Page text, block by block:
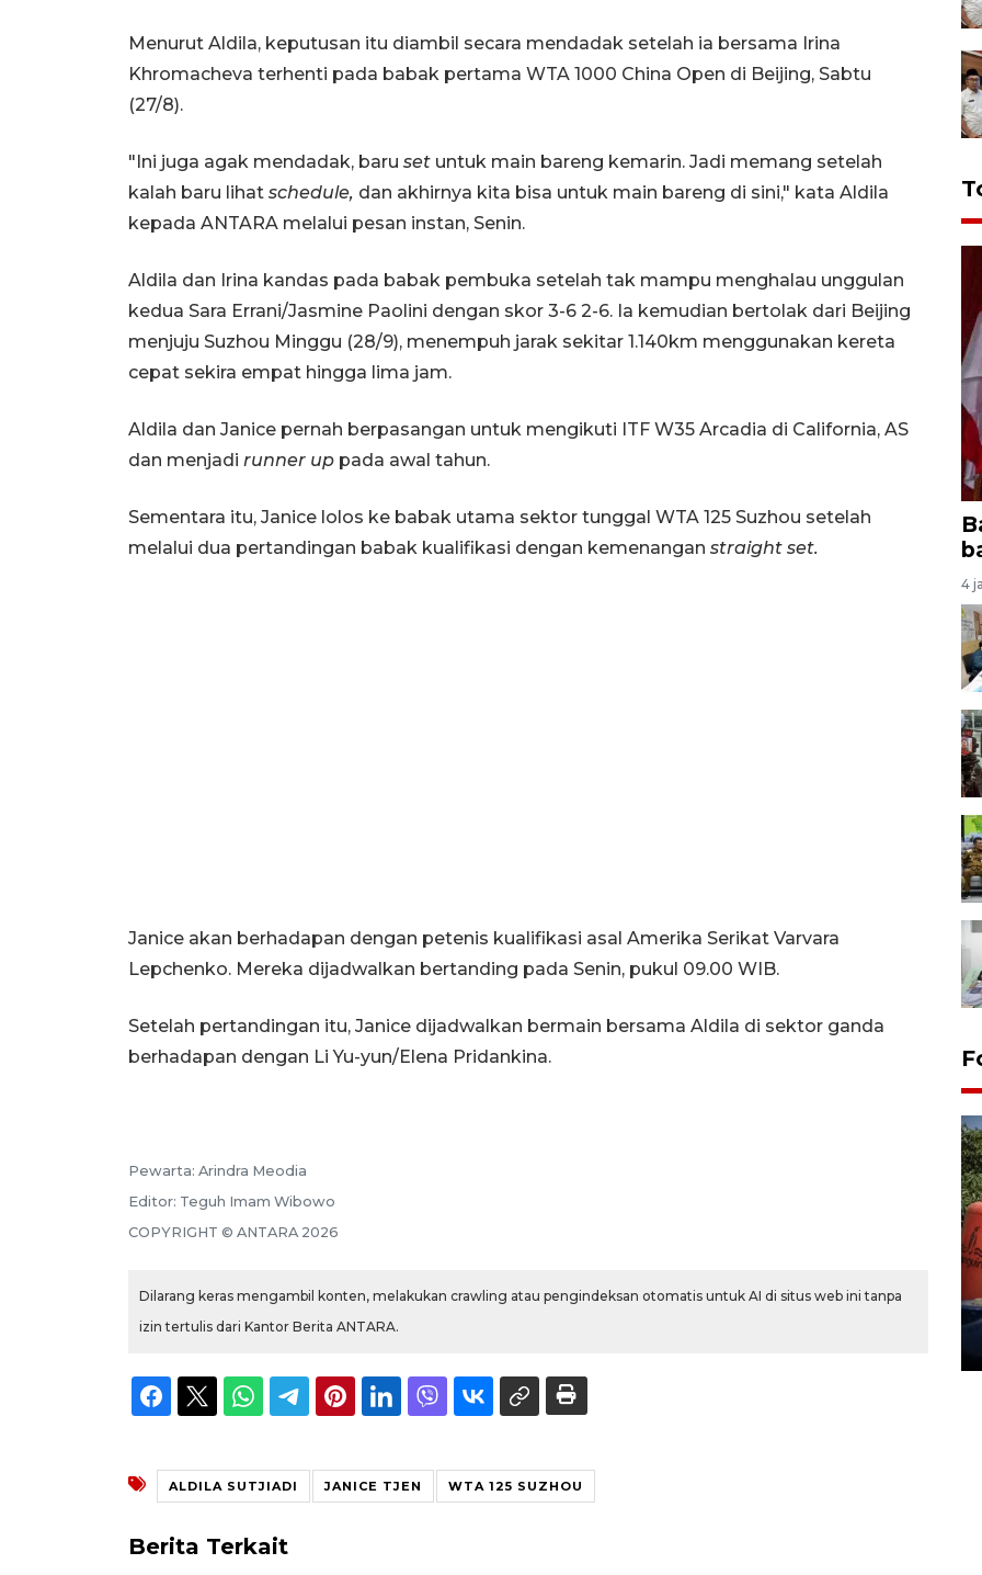
Menurut Aldila, keputusan itu diambil secara mendadak setelah ia bersama Irina
Khromacheva terhenti pada babak pertama WTA 1000 China Open di Beijing, Sabtu
(27/8).
"Ini juga agak mendadak, baru set untuk main bareng kemarin. Jadi memang setelah
kalah baru lihat schedule, dan akhirnya kita bisa untuk main bareng di sini," kata Aldila
kepada ANTARA melalui pesan instan, Senin.
Aldila dan Irina kandas pada babak pembuka setelah tak mampu menghalau unggulan
kedua Sara Errani/Jasmine Paolini dengan skor 3-6 2-6. Ia kemudian bertolak dari Beijing
menjuju Suzhou Minggu (28/9), menempuh jarak sekitar 1.140km menggunakan kereta
cepat sekira empat hingga lima jam.
Aldila dan Janice pernah berpasangan untuk mengikuti ITF W35 Arcadia di California, AS
dan menjadi runner up pada awal tahun.
Sementara itu, Janice lolos ke babak utama sektor tunggal WTA 125 Suzhou setelah
melalui dua pertandingan babak kualifikasi dengan kemenangan straight set.
Janice akan berhadapan dengan petenis kualifikasi asal Amerika Serikat Varvara
Lepchenko. Mereka dijadwalkan bertanding pada Senin, pukul 09.00 WIB.
Setelah pertandingan itu, Janice dijadwalkan bermain bersama Aldila di sektor ganda
berhadapan dengan Li Yu-yun/Elena Pridankina.
Pewarta: Arindra Meodia
Editor: Teguh Imam Wibowo
COPYRIGHT © ANTARA 2026
Dilarang keras mengambil konten, melakukan crawling atau pengindeksan otomatis untuk AI di situs web ini tanpa
izin tertulis dari Kantor Berita ANTARA.
ALDILA SUTJIADI JANICE TJEN WTA 125 SUZHOU
Berita Terkait
4
Waduk Delingan Karanganyar